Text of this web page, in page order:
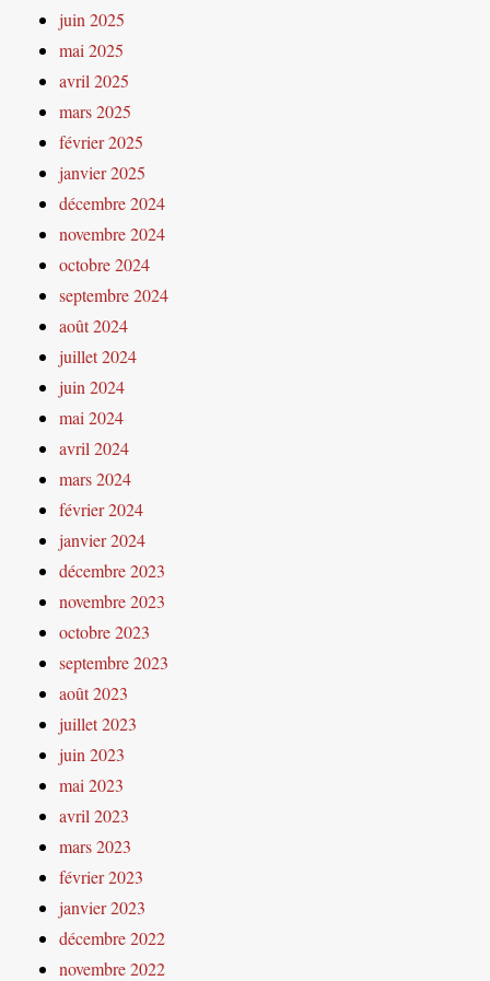
juin 2025
mai 2025
avril 2025
mars 2025
février 2025
janvier 2025
décembre 2024
novembre 2024
octobre 2024
septembre 2024
août 2024
juillet 2024
juin 2024
mai 2024
avril 2024
mars 2024
février 2024
janvier 2024
décembre 2023
novembre 2023
octobre 2023
septembre 2023
août 2023
juillet 2023
juin 2023
mai 2023
avril 2023
mars 2023
février 2023
janvier 2023
décembre 2022
novembre 2022